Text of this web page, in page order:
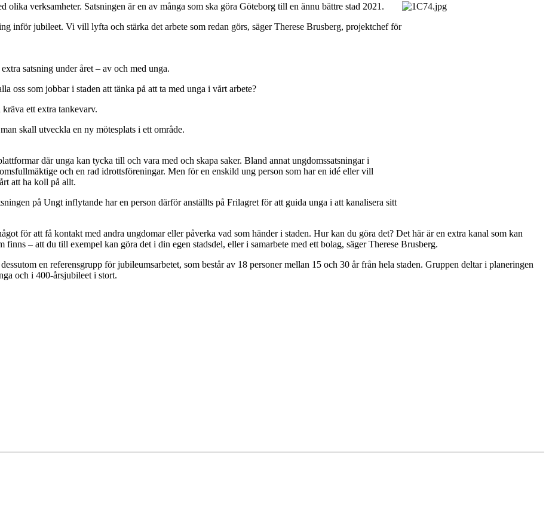
verksamheter. Satsningen är en av många som ska göra Göteborg till en ännu bättre stad 2021.
inför jubileet. Vi vill lyfta och stärka det arbete som redan görs, säger Therese Brusberg, projektchef för
satsning under året – av och med unga.
oss som jobbar i staden att tänka på att ta med unga i vårt arbete?
ett extra tankevarv.
skall utveckla en ny mötesplats i ett område.
där unga kan tycka till och vara med och skapa saker. Bland annat ungdomssatsningar i
och en rad idrottsföreningar. Men för en enskild ung person som har en idé eller vill
att ha koll på allt.
på Ungt inflytande har en person därför anställts på Frilagret för att guida unga i att kanalisera sitt
för att få kontakt med andra ungdomar eller påverka vad som händer i staden. Hur kan du göra det? Det här är en extra kanal som kan
finns – att du till exempel kan göra det i din egen stadsdel, eller i samarbete med ett bolag, säger Therese Brusberg.
en referensgrupp för jubileumsarbetet, som består av 18 personer mellan 15 och 30 år från hela staden. Gruppen deltar i planeringen
och i 400-årsjubileet i stort.